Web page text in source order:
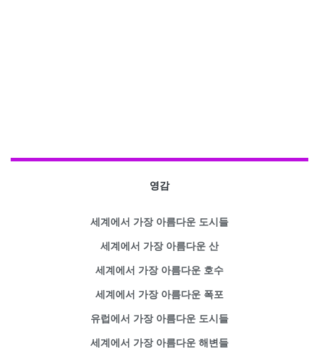
영감
세계에서 가장 아름다운 도시들
세계에서 가장 아름다운 산
세계에서 가장 아름다운 호수
세계에서 가장 아름다운 폭포
유럽에서 가장 아름다운 도시들
세계에서 가장 아름다운 해변들